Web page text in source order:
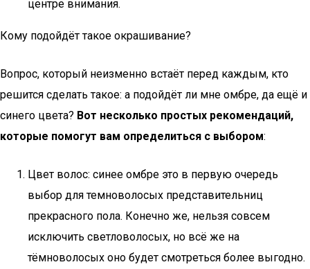
центре внимания.
Кому подойдёт такое окрашивание?
Вопрос, который неизменно встаёт перед каждым, кто
решится сделать такое: а подойдёт ли мне омбре, да ещё и
синего цвета? Вот несколько простых рекомендаций,
которые помогут вам определиться с выбором:
Цвет волос: синее омбре это в первую очередь
выбор для темноволосых представительниц
прекрасного пола. Конечно же, нельзя совсем
исключить светловолосых, но всё же на
тёмноволосых оно будет смотреться более выгодно.